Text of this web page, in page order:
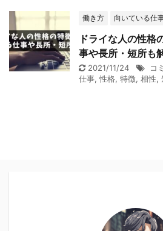
働き方 向いている仕
ドライな人の性格
事や長所・短所も
2021/11/24 コ
仕事, 性格, 特徴, 相性,